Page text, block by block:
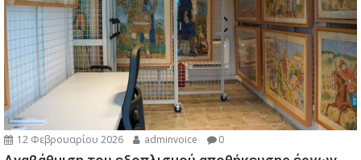
12 Φεβρουαρίου 2026 adminvoice 0